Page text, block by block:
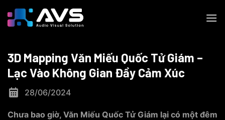
3D Mapping Văn Miếu Quốc Tử Giám –
Lạc Vào Không Gian Đầy Cảm Xúc
28/06/2024
Chưa bao giờ, Văn Miếu Quốc Tử Giám lại có một đêm